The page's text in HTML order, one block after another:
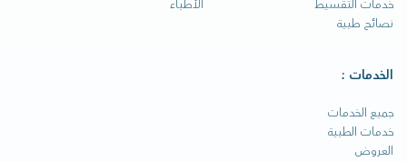
خدمات التقسيط
الأطباء
نصائح طبية
الخدمات :
جميع الخدمات
خدمات الطبية
العروض